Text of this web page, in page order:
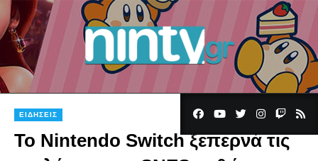
ΕΙΔΉΣΕΙΣ
Το Nintendo Switch ξεπερνά τις